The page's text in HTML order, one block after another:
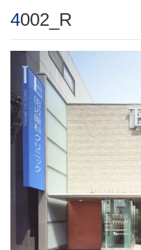
4002_R